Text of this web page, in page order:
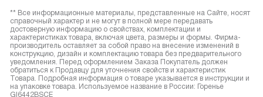
** Все информационные материалы, представленные на Сайте, носят
справочный характер и не могут в полной мере передавать
достоверную информацию о свойствах, комплектации и
характеристиках товара, включая цвета, размеры и формы. Фирма-
производитель оставляет за собой право на внесение изменений в
конструкцию, дизайн и комплектацию товара без предварительного
уведомления. Перед оформлением Заказа Покупатель должен
обратиться к Продавцу для уточнения свойств и характеристик
Товара. Подробная информация о товаре указывается в инструкции и
на упаковке товара. Используемое название в России: Горенье
GI6442BSCE